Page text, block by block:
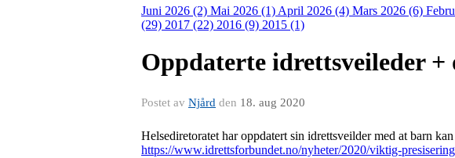
Juni 2026 (2) Mai 2026 (1) April 2026 (4) Mars 2026 (6)
(29) 2017 (22) 2016 (9) 2015 (1)
Oppdaterte idrettsveileder
Postet av Njård den 18. aug 2020
Helsediretoratet har oppdatert sin idrettsveilder med at barn
https://www.idrettsforbundet.no/nyheter/2020/viktig-